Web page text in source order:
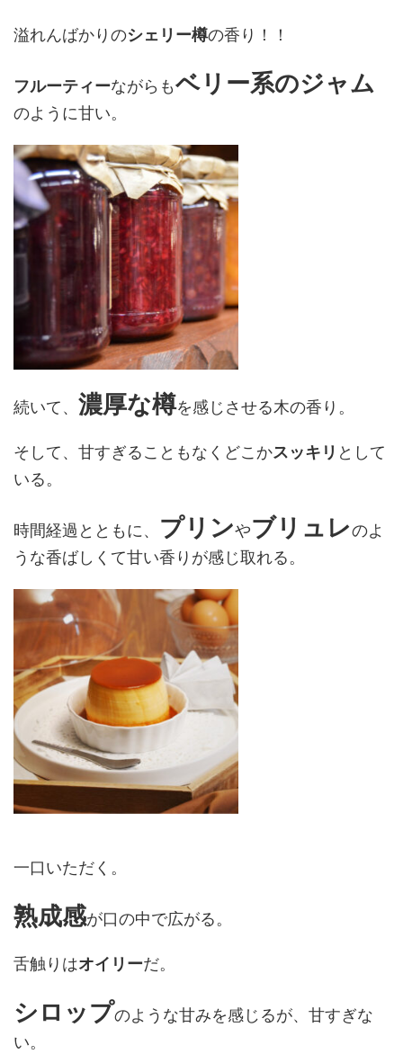
溢れんばかりのシェリー樽の香り！！
フルーティーながらもベリー系のジャム
のように甘い。
続いて、 濃厚な樽を感じさせる木の香り。
そして、甘すぎることもなくどこかスッキリ として
いる。
時間経過とともに、 プリンやブリュレのよ
うな香ばしくて甘い香りが感じ取れる。
一口いただく。
熟成感が口の中で広がる。
舌触りはオイリーだ。
シロップのような甘みを感じるが、甘すぎな
い。